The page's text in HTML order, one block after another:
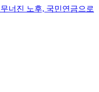
너진 노후, 국민연금으로